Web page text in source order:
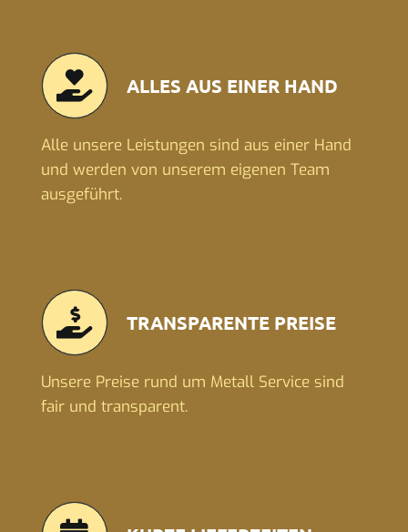
ALLES AUS EINER HAND
Alle unsere Leistungen sind aus einer Hand
und werden von unserem eigenen Team
ausgeführt.
TRANSPARENTE PREISE
Unsere Preise rund um Metall Service sind
fair und transparent.